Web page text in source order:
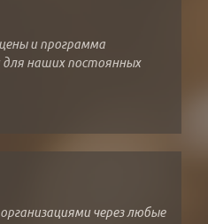
и программа
для наших постоянных
через любые